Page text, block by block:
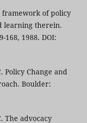
framework of policy
learning therein.
168, 1988. DOI:
Policy Change and
Boulder:
The advocacy